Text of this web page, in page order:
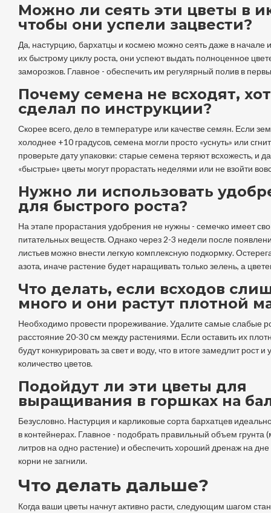
Можно ли сеять эти цветы в
чтобы они успели зацвести?
Да, настурцию, бархатцы и космею можно сеять даже в начале
их быстрому циклу роста, они успеют выдать полноценное
заморозков. Главное - обеспечить им регулярный полив в
Почему семена не всходят,
сделал по инструкции?
Скорее всего, дело в температуре или качестве семян. Если
холоднее +10 градусов, семена могли просто «уснуть» или
проверьте дату упаковки: старые семена теряют всхожесть, и
«быстрые» цветы могут прорастать неделями или не взойти
Нужно ли использовать
для быстрого роста?
На этапе прорастания удобрения не нужны - семечко имеет
питательных веществ. Однако через 2-3 недели после
листьев можно внести легкую комплексную подкормку.
азота, иначе растение будет наращивать только зелень, а
Что делать, если всходов
много и они растут плотной
Необходимо провести прореживание. Удалите самые слабые
расстояние 20-30 см между растениями. Если оставить их
будут конкурировать за свет и воду, что в итоге замедлит рост
количество цветов.
Подойдут ли эти цветы для
выращивания в горшках на
Безусловно. Настурция и карликовые сорта бархатцев
в контейнерах. Главное - подобрать правильный объем грунта
литров на одно растение) и обеспечить хороший дренаж на
корни не загнили.
Что делать дальше?
Когда ваши цветы начнут активно расти, следующим шагом